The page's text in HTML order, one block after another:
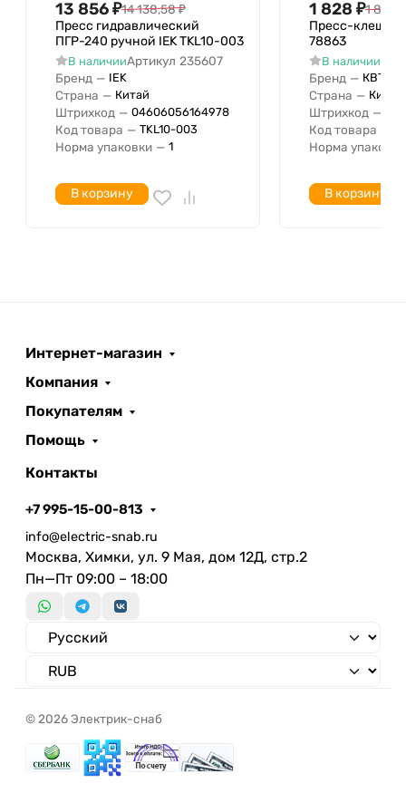
С автоматическим
возвратом
Нет
Сменная вкладка
Количество сменных
вставок
Время цикла с
Сила сжатия с
Сила сжатия по
13 856₽14 138,58₽
Пресс гидравлический
ПГР-240 ручной IEK TKL10-003
В наличииАртикул 235607
Бренд — IEK
Страна — Китай
Штрихкод — 04606056164978
Код товара — TKL10-003
Норма упаковки — 1
В корзину
1 828 ₽1
Пресс-клещи
78863
В наличии
Бренд — КВТ
Страна — Китай
Штрихкод —
Код товара
Норма упаковки
В корзину
Интернет-магазин
Компания
Покупателям
Помощь
Контакты
+7 995-15-00-813
info@electric-snab.ru
Москва, Химки, ул. 9 Мая, дом 12Д, стр.2
Пн—Пт 09:00 – 18:00
© 2026 Электрик-снаб